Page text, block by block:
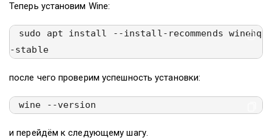
Теперь установим Wine:
sudo apt install --install-recommends winehq
-stable
после чего проверим успешность установки:
wine --version
и перейдём к следующему шагу.